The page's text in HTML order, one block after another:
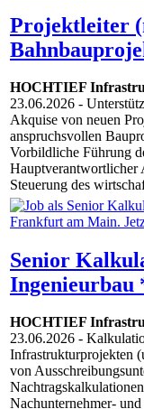
Projektleiter
HOCHTIEF
23.06.2026 -
Akquise von neuen
anspruchsvollen
Vorbildliche Führung
Hauptverantwortlicher
Steuerung des
Senior
Ingenieurbau
HOCHTIEF
23.06.2026 -
Infrastrukturprojekten
von
Nachunternehmer-